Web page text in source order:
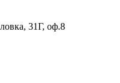
31Г, оф.8